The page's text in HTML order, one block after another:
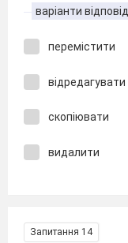
варіанти
перемістити
відредагувати
скопіювати
видалити
Запитання 14